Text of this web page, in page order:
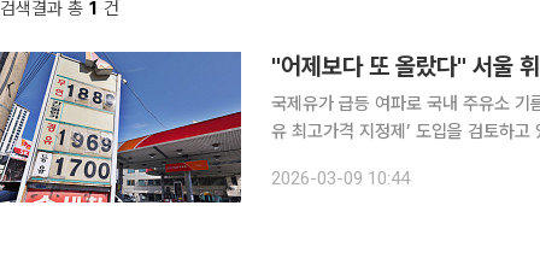
검색결과 총 1 건
"어제보다 또 올랐다" 서울
국제유가 급등 여파로 국내 주유소 기
유 최고가격 지정제’ 도입을 검토하
9일 한국석유공사 유가정보시스템 오
2026-03-09 10:44